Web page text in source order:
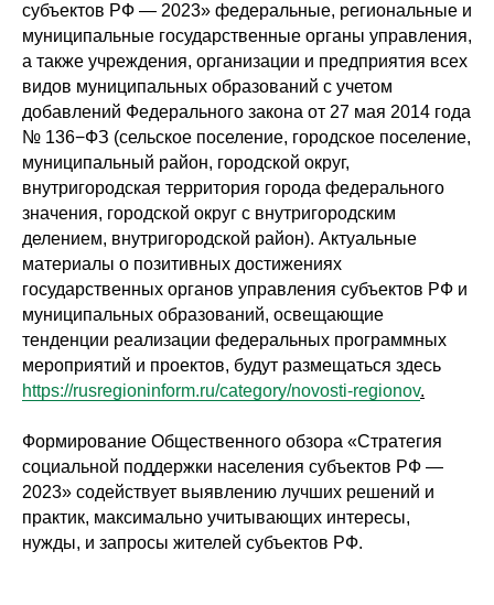
субъектов РФ — 2023» федеральные, региональные и
муниципальные государственные органы управления,
а также учреждения, организации и предприятия всех
видов муниципальных образований с учетом
добавлений Федерального закона от 27 мая 2014 года
№ 136−ФЗ (сельское поселение, городское поселение,
муниципальный район, городской округ,
внутригородская территория города федерального
значения, городской округ с внутригородским
делением, внутригородской район). Актуальные
материалы о позитивных достижениях
государственных органов управления субъектов РФ и
муниципальных образований, освещающие
тенденции реализации федеральных программных
мероприятий и проектов, будут размещаться здесь
https://rusregioninform.ru/category/novosti-regionov.
Формирование Общественного обзора «Стратегия
социальной поддержки населения субъектов РФ —
2023» содействует выявлению лучших решений и
практик, максимально учитывающих интересы,
нужды, и запросы жителей субъектов РФ.